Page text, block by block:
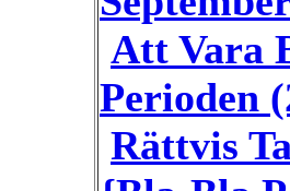
Att Vara
Perioden
Rättvis